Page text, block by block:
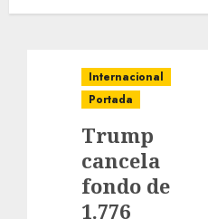
Internacional
Portada
Trump
cancela
fondo de
1.776